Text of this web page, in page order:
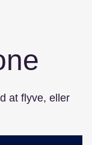
at flyve, eller